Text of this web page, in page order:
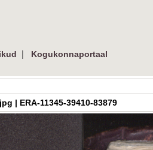
|
Kogukonnaportaal
| ERA-11345-39410-83879